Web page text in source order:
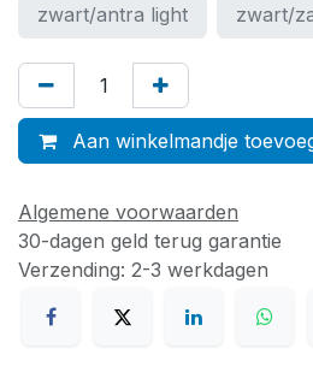
zwart/antra light zwart/
Aan winkelmandje
Algemene voorwaarden
30-dagen geld terug garantie
Verzending: 2-3 werkdagen